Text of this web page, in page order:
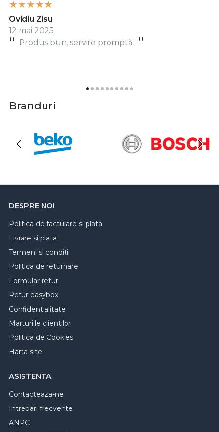
Produs bun, servire promptă.
Ovidiu Zisu
12 mai 2025
Branduri
DESPRE NOI
Politica de facturare si plata
Livrare si plata
Termeni si conditii
Politica de returnare
Formular retur
Retur easybox
Confidentialitate
Marturiile clientilor
Politica de Cookies
Harta site
ASISTENTA
Contacteaza-ne
Intrebari frecvente
ANPC